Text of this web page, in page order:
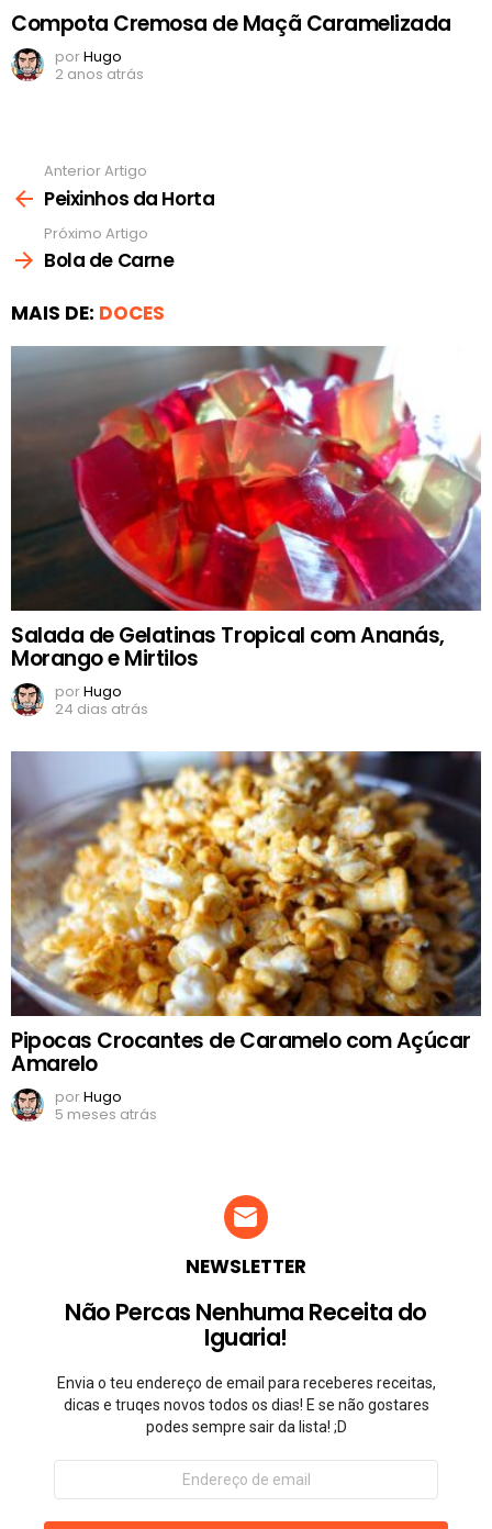
Compota Cremosa de Maçã Caramelizada
porHugo
2 anos atrás
mais
Anterior Artigo
Peixinhos da Horta
Próximo Artigo
Bola de Carne
MAIS DE: DOCES
Salada de Gelatinas Tropical com Ananás,
Morango e Mirtilos
porHugo
24 dias atrás
Pipocas Crocantes de Caramelo com Açúcar
Amarelo
porHugo
5 meses atrás
NEWSLETTER
Não Percas Nenhuma Receita do
Iguaria!
Envia o teu endereço de email para receberes receitas,
dicas e truqes novos todos os dias! E se não gostares
podes sempre sair da lista! ;D
Endereço
email